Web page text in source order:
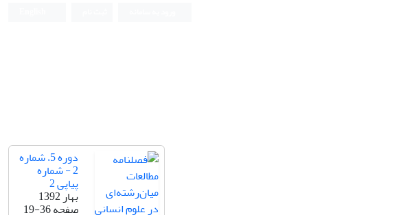
دوره 5، شماره
2 - شماره
پیاپی 2
بهار 1392
صفحه19-36